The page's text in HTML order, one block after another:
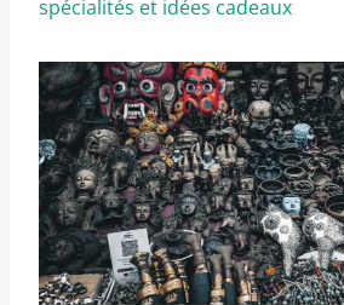
spécialités et idées cadeaux